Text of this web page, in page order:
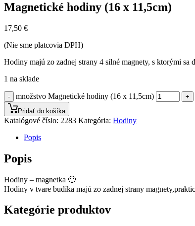
Magnetické hodiny (16 x 11,5cm)
17,50 €
(Nie sme platcovia DPH)
Hodiny majú zo zadnej strany 4 silné magnety, s ktorými
1 na sklade
- množstvo Magnetické hodiny (16 x 11,5cm)
+
Pridať do košíka
Katalógové číslo: 2283 Kategória: Hodiny
Popis
Popis
Hodiny – magnetka 🙂
Hodiny v tvare budíka majú zo zadnej strany
Kategórie produktov